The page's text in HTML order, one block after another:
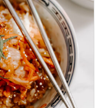
/ DÉTAILS